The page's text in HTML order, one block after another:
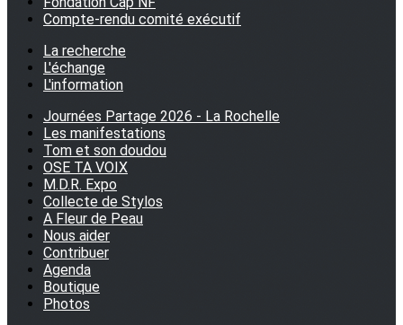
Compte-rendu comité exécutif
La recherche
L'échange
L'information
Journées Partage 2026 - La Rochelle
Les manifestations
Tom et son doudou
OSE TA VOIX
M.D.R. Expo
Collecte de Stylos
A Fleur de Peau
Nous aider
Contribuer
Agenda
Boutique
Photos